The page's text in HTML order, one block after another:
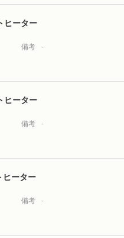
ヒーター
備考 -
ヒーター
備考 -
ヒーター
備考 -